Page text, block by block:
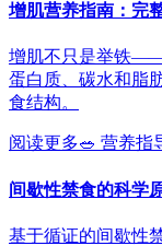
增肌营养指南：完
增肌不只是举铁——
蛋白质、碳水和脂
食结构。
阅读更多🥗 营养指
间歇性禁食的科学
基于循证的间歇性